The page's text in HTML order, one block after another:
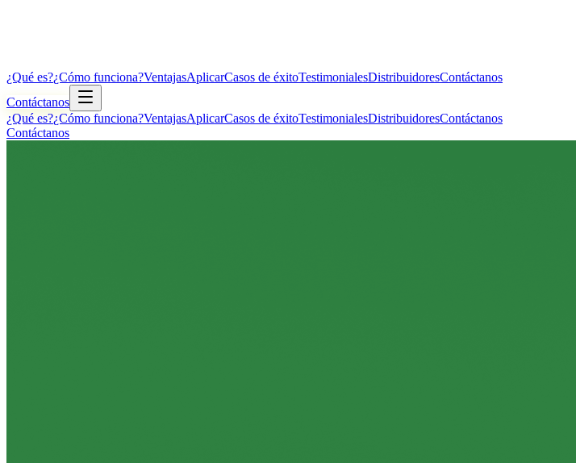
¿Qué es?¿Cómo funciona?VentajasAplicarCasos de éxitoTestimonialesDistribuidoresContáctanos
Contáctanos
¿Qué es?¿Cómo funciona?VentajasAplicarCasos de éxitoTestimonialesDistribuidoresContáctanos
Contáctanos